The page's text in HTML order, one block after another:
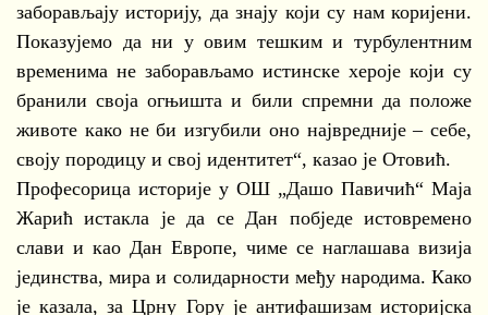
заборављају историју, да знају који су нам коријени.
Показујемо да ни у овим тешким и турбулентним
временима не заборављамо истинске хероје који су
бранили своја огњишта и били спремни да положе
животе како не би изгубили оно највредније – себе,
своју породицу и свој идентитет“, казао је Отовић.
Професорица историје у ОШ „Дашо Павичић“ Маја
Жарић истакла је да се Дан побједе истовремено
слави и као Дан Европе, чиме се наглашава визија
јединства, мира и солидарности међу народима. Како
је казала, за Црну Гору је антифашизам историјска